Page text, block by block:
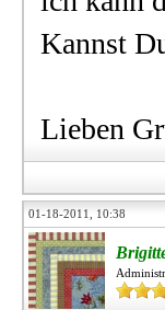
Kannst
Lieben
01-18-2011, 10:38